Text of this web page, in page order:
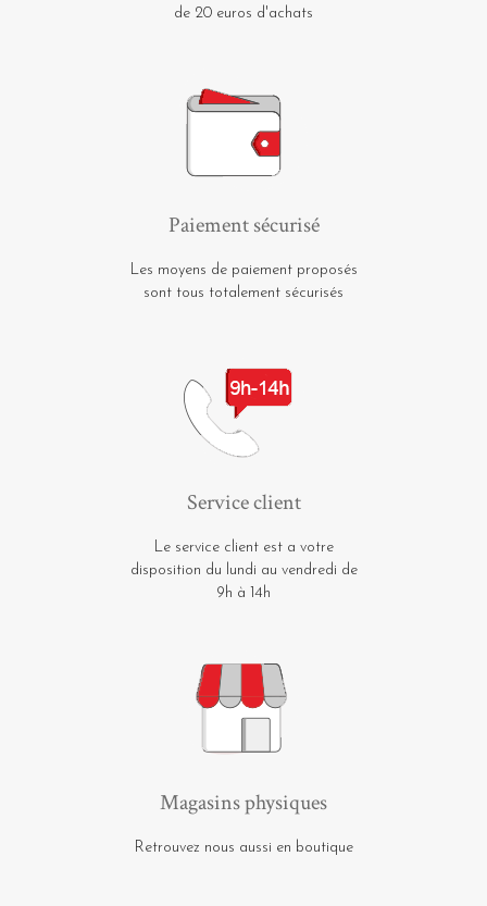
de 20 euros d'achats
Paiement sécurisé
Les moyens de paiement proposés
sont tous totalement sécurisés
Service client
Le service client est a votre
disposition du lundi au vendredi de
9h à 14h
Magasins physiques
Retrouvez nous aussi en boutique